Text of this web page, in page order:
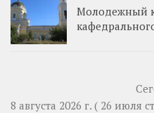
Молодежный
8 августа 2026 г. ( 26 июля